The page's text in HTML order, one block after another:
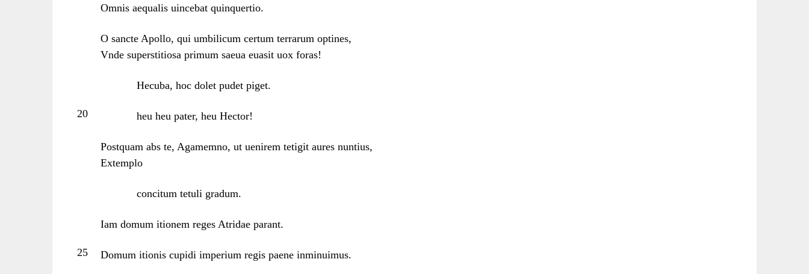
Omnis aequalis uincebat quinquertio.
O sancte Apollo, qui umbilicum certum terrarum optines,
Vnde superstitiosa primum saeua euasit uox foras!
Hecuba, hoc dolet pudet piget.
20 heu heu pater, heu Hector!
Postquam abs te, Agamemno, ut uenirem tetigit aures nuntius,
Extemplo
concitum tetuli gradum.
Iam domum itionem reges Atridae parant.
25 Domum itionis cupidi imperium regis paene inminuimus.